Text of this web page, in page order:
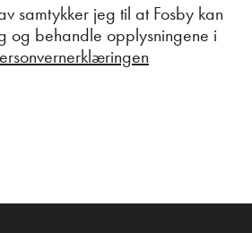
samtykker jeg til at Fosby kan
og behandle opplysningene i